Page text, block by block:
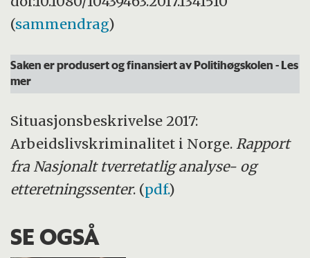
(sammendrag)
Saken er produsert og finansiert av Politihøgskolen- Les
mer
Situasjonsbeskrivelse 2017:
Arbeidslivskriminalitet i Norge. Rapport
fra Nasjonalt tverretatlig analyse- og
etteretningssenter. (pdf.)
SE OGSÅ